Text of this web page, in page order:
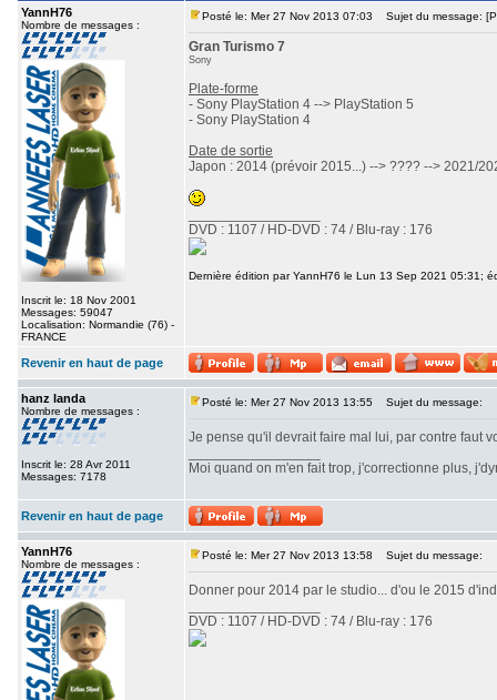
YannH76
Nombre de messages :
Inscrit le: 18 Nov 2001
Messages: 59047
Localisation: Normandie (76) -
FRANCE
Posté le: Mer 27 Nov 2013 07:03 Sujet du message:
Gran Turismo 7
Sony
Plate-forme
- Sony PlayStation 4 --> PlayStation 5
- Sony PlayStation 4
Date de sortie
Japon : 2014 (prévoir 2015...) --> ???? --> 2021/
DVD : 1107 / HD-DVD : 74 / Blu-ray : 176
Dernière édition par YannH76 le Lun 13 Sep 2021 05:31;
Revenir en haut de page
hanz landa
Nombre de messages :
Inscrit le: 28 Avr 2011
Messages: 7178
Posté le: Mer 27 Nov 2013 13:55 Sujet du message:
Je pense qu'il devrait faire mal lui, par contre faut
Moi quand on m'en fait trop, j'correctionne plus,
Revenir en haut de page
YannH76
Nombre de messages :
Posté le: Mer 27 Nov 2013 13:58 Sujet du message:
Donner pour 2014 par le studio... d'ou le 2015
DVD : 1107 / HD-DVD : 74 / Blu-ray : 176